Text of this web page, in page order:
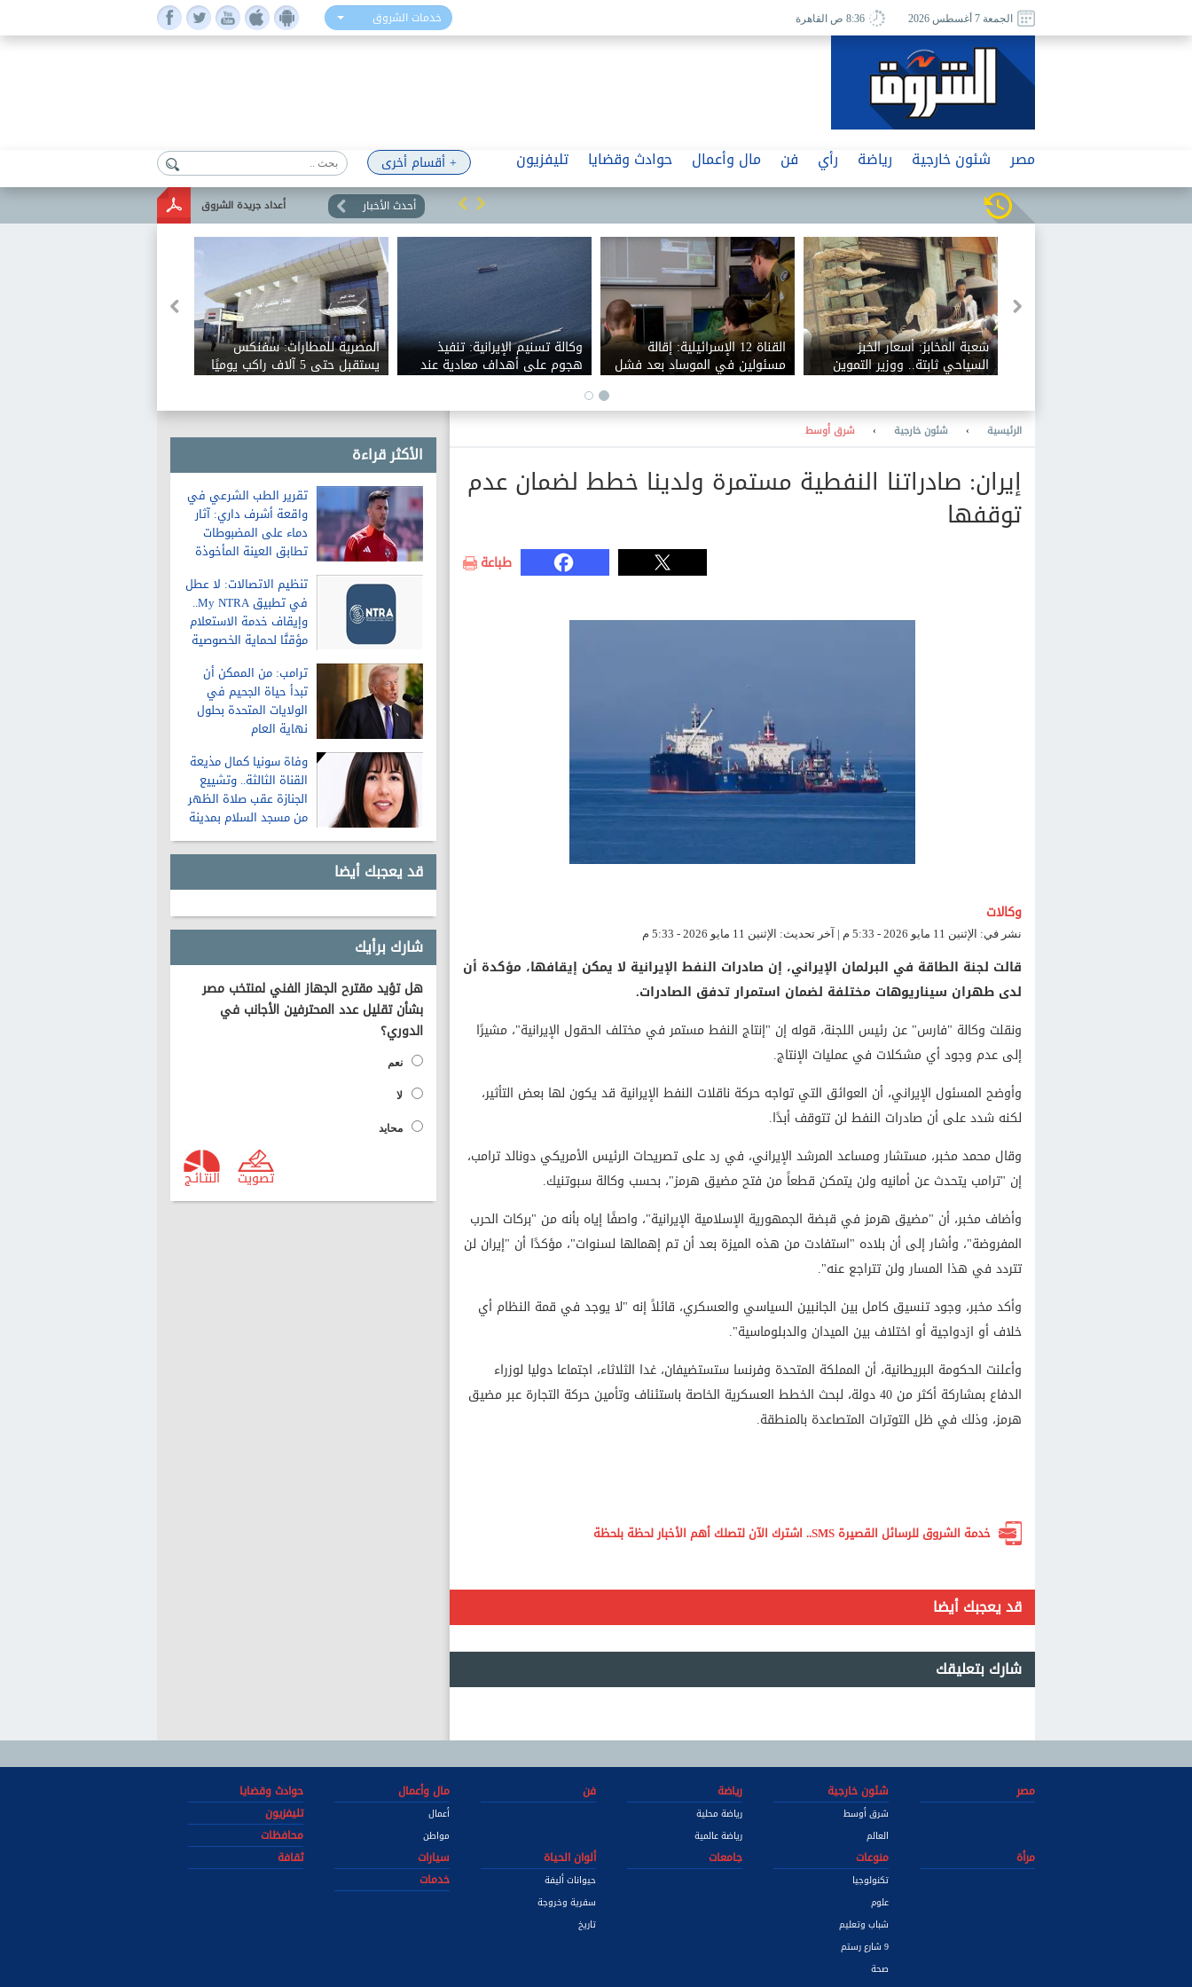
خدمات الشروق الجمعة 7 أغسطس 2026 8:36 ص القاهرة
+ أقسام أخرى مصر شئون خارجية رياضة رأي فن مال وأعمال حوادث وقضايا تليفزيون
أعداد جريدة الشروق أحدث الأخبار
شعبة المخابز: أسعار الخبز
السياحي ثابتة.. ووزير التموين
رفض زيادة 12.5%
القناة 12 الإسرائيلية: إقالة
مسئولين في الموساد بعد فشل
خطة لإسقاط النظام الإيراني
وكالة تسنيم الإيرانية: تنفيذ
هجوم على أهداف معادية عند
مدخل مضيق هرمز
المصرية للمطارات: سفنكس
يستقبل حتى 5 آلاف راكب يوميًا
ويخدم 28 وجهة دولية
الأكثر قراءة
تقرير الطب الشرعي في
واقعة أشرف داري: آثار
دماء على المضبوطات
تطابق العينة المأخوذة
تنظيم الاتصالات: لا عطل
في تطبيق My NTRA..
وإيقاف خدمة الاستعلام
مؤقتًا لحماية الخصوصية
ترامب: من الممكن أن
تبدأ حياة الجحيم في
الولايات المتحدة بحلول
نهاية العام
وفاة سونيا كمال مذيعة
القناة الثالثة.. وتشييع
الجنازة عقب صلاة الظهر
من مسجد السلام بمدينة
نصر
قد يعجبك أيضا
شارك برأيك
هل تؤيد مقترح الجهاز الفني لمنتخب مصر
بشأن تقليل عدد المحترفين الأجانب في
الدوري؟
نعم
لا
محايد
النتـائـج تصويت
الرئيسية › شئون خارجية › شرق أوسط
إيران: صادراتنا النفطية مستمرة ولدينا خطط لضمان عدم
توقفها
طباعة
وكالات
نشر في: الإثنين 11 مايو 2026 - 5:33 م | آخر تحديث: الإثنين 11 مايو 2026 - 5:33 م
قالت لجنة الطاقة في البرلمان الإيراني، إن صادرات النفط الإيرانية لا يمكن إيقافها، مؤكدة أن
لدى طهران سيناريوهات مختلفة لضمان استمرار تدفق الصادرات.
ونقلت وكالة "فارس" عن رئيس اللجنة، قوله إن "إنتاج النفط مستمر في مختلف الحقول الإيرانية"، مشيرًا
إلى عدم وجود أي مشكلات في عمليات الإنتاج.
وأوضح المسئول الإيراني، أن العوائق التي تواجه حركة ناقلات النفط الإيرانية قد يكون لها بعض التأثير،
لكنه شدد على أن صادرات النفط لن تتوقف أبدًا.
وقال محمد مخبر، مستشار ومساعد المرشد الإيراني، في رد على تصريحات الرئيس الأمريكي دونالد ترامب،
إن "ترامب يتحدث عن أمانيه ولن يتمكن قطعاً من فتح مضيق هرمز"، بحسب وكالة سبوتنيك.
وأضاف مخبر، أن "مضيق هرمز في قبضة الجمهورية الإسلامية الإيرانية"، واصفًا إياه بأنه من "بركات الحرب
المفروضة"، وأشار إلى أن بلاده "استفادت من هذه الميزة بعد أن تم إهمالها لسنوات"، مؤكدًا أن "إيران لن
تتردد في هذا المسار ولن تتراجع عنه".
وأكد مخبر، وجود تنسيق كامل بين الجانبين السياسي والعسكري، قائلاً إنه "لا يوجد في قمة النظام أي
خلاف أو ازدواجية أو اختلاف بين الميدان والدبلوماسية".
وأعلنت الحكومة البريطانية، أن المملكة المتحدة وفرنسا ستستضيفان، غدا الثلاثاء، اجتماعا دوليا لوزراء
الدفاع بمشاركة أكثر من 40 دولة، لبحث الخطط العسكرية الخاصة باستئناف وتأمين حركة التجارة عبر مضيق
هرمز، وذلك في ظل التوترات المتصاعدة بالمنطقة.
خدمة الشروق للرسائل القصيرة SMS.. اشترك الآن لتصلك أهم الأخبار لحظة بلحظة
قد يعجبك أيضا
شارك بتعليقك
مصر شئون خارجية
شرق أوسط
العالم
رياضة
رياضة محلية
رياضة عالمية
فن مال وأعمال
أعمال
مواطن
حوادث وقضايا
تليفزيون
محافظات
مرأة
منوعات
تكنولوجيا
علوم
شباب وتعليم
9 شارع رستم
صحة
جامعات ألوان الحياة
حيوانات أليفة
سفرية وخروجة
تاريخ
سيارات
ثقافة
خدمات